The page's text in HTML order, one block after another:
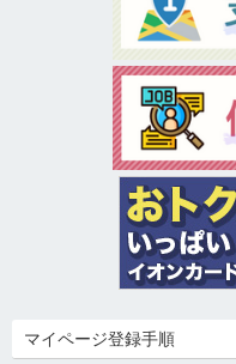
マイページ登録手順